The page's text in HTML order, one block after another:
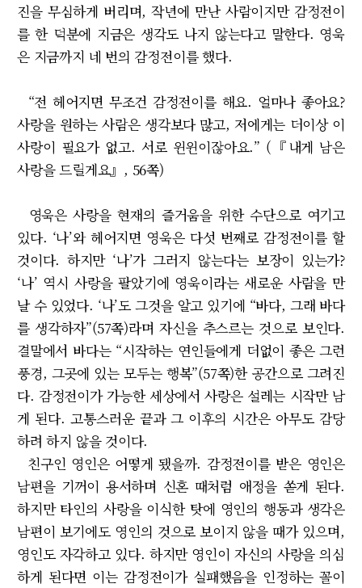
진을 무심하게 버리며, 작년에 만난 사람이지만 감정전이
를 한 덕분에 지금은 생각도 나지 않는다고 말한다. 영욱
은 지금까지 네 번의 감정전이를 했다.
“전 헤어지면 무조건 감정전이를 해요. 얼마나 좋아요?
사랑을 원하는 사람은 생각보다 많고, 저에게는 더이상 이
사랑이 필요가 없고. 서로 윈윈이잖아요.” (『내게 남은
사랑을 드릴게요』, 56쪽)
영욱은 사랑을 현재의 즐거움을 위한 수단으로 여기고
있다. ‘나’와 헤어지면 영욱은 다섯 번째로 감정전이를 할
것이다. 하지만 ‘나’가 그러지 않는다는 보장이 있는가?
‘나’ 역시 사랑을 팔았기에 영욱이라는 새로운 사람을 만
날 수 있었다. ‘나’도 그것을 알고 있기에 “바다, 그래 바다
를 생각하자”(57쪽)라며 자신을 추스르는 것으로 보인다.
결말에서 바다는 “시작하는 연인들에게 더없이 좋은 그런
풍경, 그곳에 있는 모두는 행복”(57쪽)한 공간으로 그려진
다. 감정전이가 가능한 세상에서 사랑은 설레는 시작만 남
게 된다. 고통스러운 끝과 그 이후의 시간은 아무도 감당
하려 하지 않을 것이다.
친구인 영인은 어떻게 됐을까. 감정전이를 받은 영인은
남편을 기꺼이 용서하며 신혼 때처럼 애정을 쏟게 된다.
하지만 타인의 사랑을 이식한 탓에 영인의 행동과 생각은
남편이 보기에도 영인의 것으로 보이지 않을 때가 있으며,
영인도 자각하고 있다. 하지만 영인이 자신의 사랑을 의심
하게 된다면 이는 감정전이가 실패했음을 인정하는 꼴이